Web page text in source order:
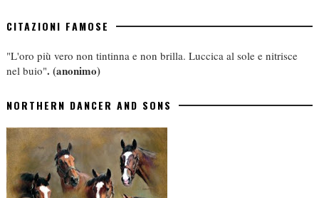
CITAZIONI FAMOSE
"L'oro più vero non tintinna e non brilla. Luccica al sole e nitrisce
nel buio". (anonimo)
NORTHERN DANCER AND SONS